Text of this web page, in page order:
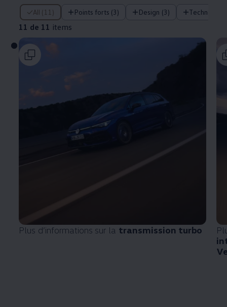
All (11) Points forts (3) Design (3)
11 de 11 items
11 de 11 items
Plus d’informations sur la transmission turbo